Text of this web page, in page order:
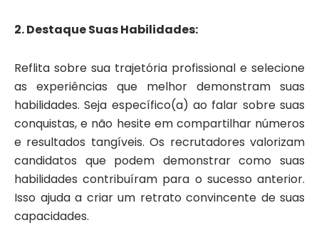
2. Destaque Suas Habilidades:
Reflita sobre sua trajetória profissional e selecione
as experiências que melhor demonstram suas
habilidades. Seja específico(a) ao falar sobre suas
conquistas, e não hesite em compartilhar números
e resultados tangíveis. Os recrutadores valorizam
candidatos que podem demonstrar como suas
habilidades contribuíram para o sucesso anterior.
Isso ajuda a criar um retrato convincente de suas
capacidades.